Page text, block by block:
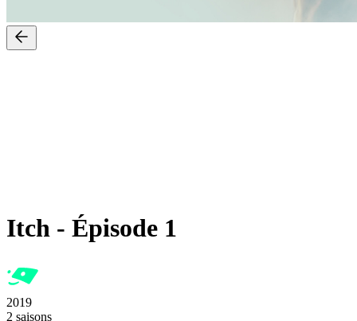
Itch - Épisode 1
2019
2 saisons